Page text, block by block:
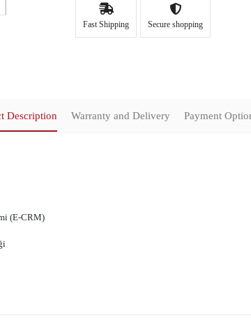
Fast Shipping Secure shopping
Description Warranty and Delivery Payment
(E-CRM)